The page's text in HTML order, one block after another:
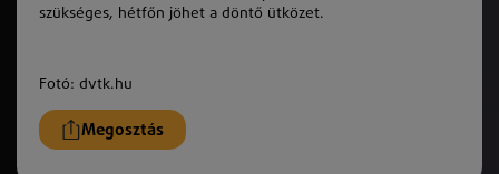
szükséges, hétfőn jöhet a döntő ütközet.
Fotó: dvtk.hu
Megosztás